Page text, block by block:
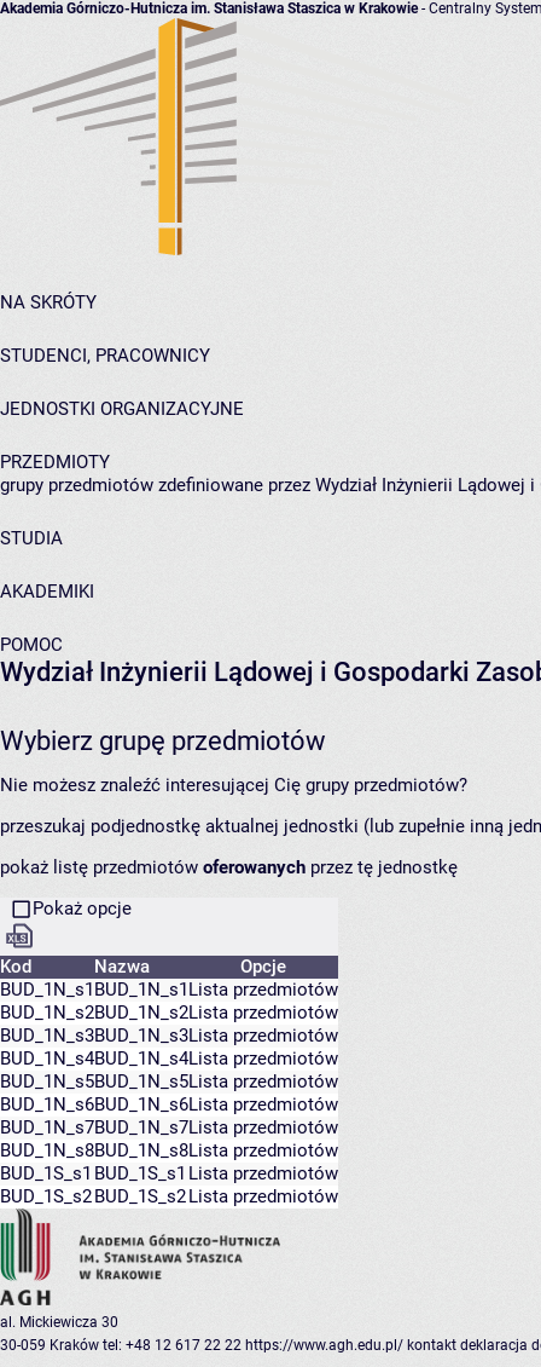
Akademia Górniczo-Hutnicza im. Stanisława Staszica w Krakowie- Centralny
NA SKRÓTY
STUDENCI, PRACOWNICY
JEDNOSTKI ORGANIZACYJNE
PRZEDMIOTY
grupy przedmiotów zdefiniowane przez Wydział Inżynierii Lądowej
STUDIA
AKADEMIKI
POMOC
Wydział Inżynierii Lądowej i Gospodarki
Wybierz grupę przedmiotów
Nie możesz znaleźć interesującej Cię grupy przedmiotów?
przeszukaj podjednostkę aktualnej jednostki (lub zupełnie inną
pokaż listę przedmiotów oferowanych przez tę jednostkę
Pokaż opcje
Kod Nazwa
Opcje
BUD_1N_s1BUD_1N_s1Lista przedmiotów
BUD_1N_s2BUD_1N_s2Lista przedmiotów
BUD_1N_s3BUD_1N_s3Lista przedmiotów
BUD_1N_s4BUD_1N_s4Lista przedmiotów
BUD_1N_s5BUD_1N_s5Lista przedmiotów
BUD_1N_s6BUD_1N_s6Lista przedmiotów
BUD_1N_s7BUD_1N_s7Lista przedmiotów
BUD_1N_s8BUD_1N_s8Lista przedmiotów
BUD_1S_s1 BUD_1S_s1 Lista przedmiotów
BUD_1S_s2BUD_1S_s2Lista przedmiotów
al. Mickiewicza 30
30-059 Kraków tel: +48 12 617 22 22 https://www.agh.edu.pl/ kontakt deklaracja